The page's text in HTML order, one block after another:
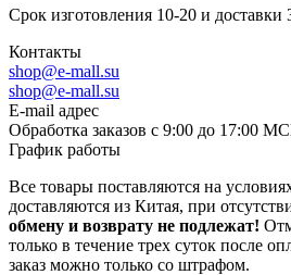
Срок изготовления 10-20 и доставки
Контакты
shop@e-mall.su
shop@e-mall.su
E-mail адрес
Обработка заказов с 9:00 до 17:00
График работы
Все товары поставляются на
доставляются из Китая, при
обмену и возврату не подлежат!
только в течение трех суток после
заказ можно только со штрафом.